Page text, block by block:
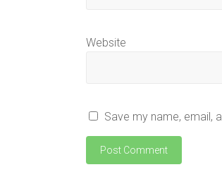
Website
Save my name, email,